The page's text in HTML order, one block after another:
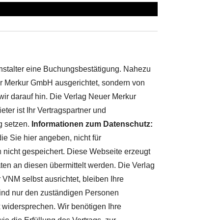
eine Buchungsbestätigung. Nahezu
GmbH ausgerichtet, sondern von
darauf hin. Die Verlag Neuer Merkur
ist Ihr Vertragspartner und
setzen. Informationen zum Datenschutz:
Sie hier angeben, nicht für
gespeichert. Diese Webseite erzeugt
an diesen übermittelt werden. Die Verlag
selbst ausrichtet, bleiben Ihre
nur den zuständigen Personen
Wir benötigen Ihre